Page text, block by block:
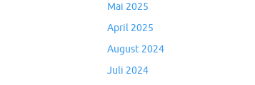
Mai 2025
April 2025
August 2024
Juli 2024